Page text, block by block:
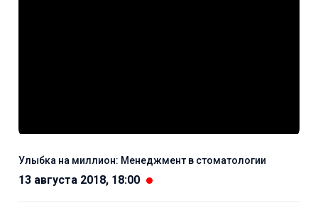
Улыбка на миллион: Менеджмент в стоматологии
13 августа 2018, 18:00